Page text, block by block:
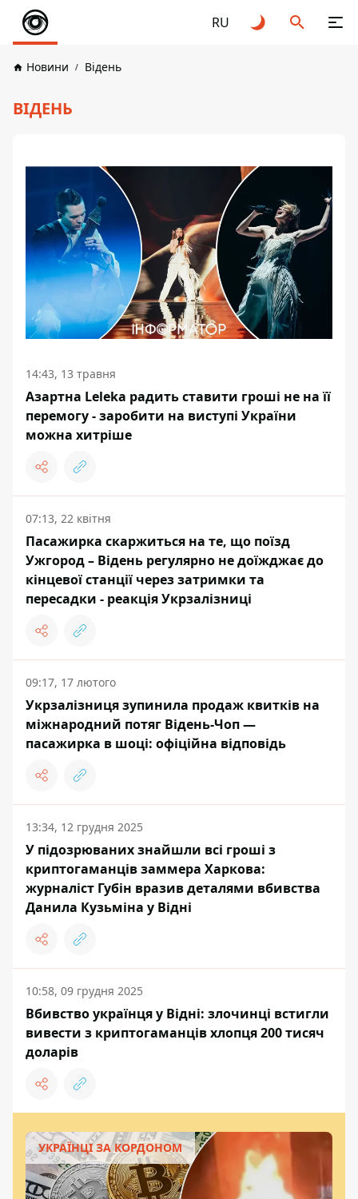
RU
Новини Відень
ВІДЕНЬ
14:43, 13 травня
Азартна Leleka радить ставити гроші не на її
перемогу - заробити на виступі України
можна хитріше
07:13, 22 квітня
Пасажирка скаржиться на те, що поїзд
Ужгород – Відень регулярно не доїжджає до
кінцевої станції через затримки та
пересадки - реакція Укрзалізниці
09:17, 17 лютого
Укрзалізниця зупинила продаж квитків на
міжнародний потяг Відень-Чоп —
пасажирка в шоці: офіційна відповідь
13:34, 12 грудня 2025
У підозрюваних знайшли всі гроші з
криптогаманців заммера Харкова:
журналіст Губін вразив деталями вбивства
Данила Кузьміна у Відні
10:58, 09 грудня 2025
Вбивство українця у Відні: злочинці встигли
вивести з криптогаманців хлопця 200 тисяч
доларів
УКРАЇНЦІ ЗА КОРДОНОМ